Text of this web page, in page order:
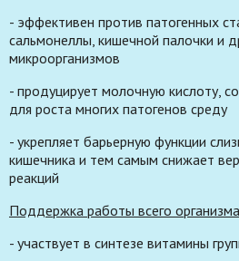
- эффективен против патогенных
сальмонеллы, кишечной палочки и
микроорганизмов
- продуцирует молочную кислоту,
для роста многих патогенов среду
- укрепляет барьерную функции
кишечника и тем самым снижает
реакций
Поддержка работы всего
- участвует в синтезе витамины